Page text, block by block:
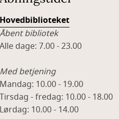
Hovedbiblioteket
Åbent bibliotek
Alle dage: 7.00 - 23.00
Med betjening
Mandag: 10.00 - 19.00
Tirsdag - fredag: 10.00 - 18.00
Lørdag: 10.00 - 14.00